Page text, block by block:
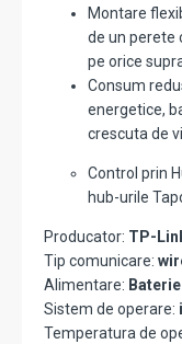
Montare
de un perete
pe orice
Consum
energetice,
crescuta de
Control prin
hub-urile
Producator: TP-
Tip comunicare:
Alimentare:
Sistem de operare:
Temperatura de